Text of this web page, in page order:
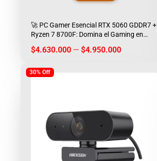
🚀 PC Gamer Esencial RTX 5060 GDDR7 +
Ryzen 7 8700F: Domina el Gaming en
Price
$4.630.000 — $4.950.000
30% Off